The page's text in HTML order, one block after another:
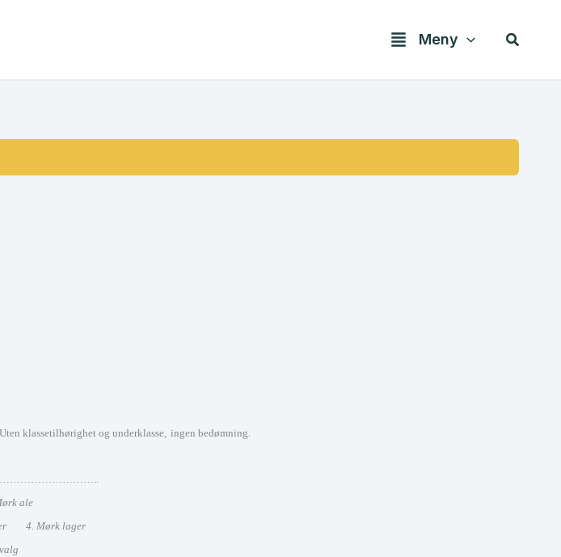
Meny Søk
Uten klassetilhørighet og underklasse, ingen bedømning.
ale
4. Mørk lager